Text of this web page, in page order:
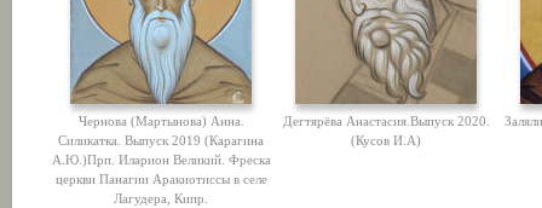
Чернова (Мартынова) Анна.
Силикатка. Выпуск 2019 (Карагина
А.Ю.)Прп. Иларион Великий. Фреска
церкви Панагии Аракиотиссы в селе
Лагудера, Кипр.
Дегтярёва Анастасия.Выпуск 2020.
(Кусов И.А)